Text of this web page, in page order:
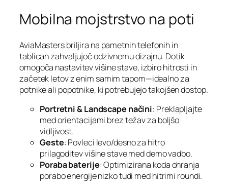
Mobilna mojstrstvo na poti
AviaMasters briljira na pametnih telefonih in
tablicah zahvaljujoč odzivnemu dizajnu. Dotik
omogoča nastavitev višine stave, izbiro hitrosti in
začetek letov z enim samim tapom—idealno za
potnike ali popotnike, ki potrebujejo takojšen dostop.
Portretni & Landscape načini: Preklapljajte
med orientacijami brez težav za boljšo
vidljivost.
Geste: Povleci levo/desno za hitro
prilagoditev višine stave med demo vadbo.
Poraba baterije: Optimizirana koda ohranja
porabo energije nizko tudi med hitrimi roundi.